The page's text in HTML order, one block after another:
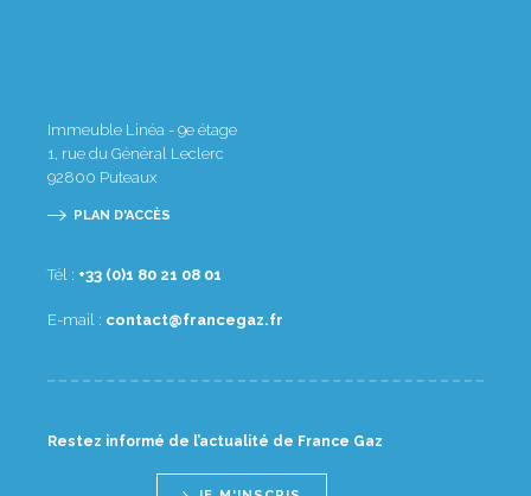
Immeuble Linéa - 9e étage
1, rue du Général Leclerc
92800 Puteaux
PLAN D'ACCÈS
Tél : 10 80 12 08 1(0) 33+
E-mail : rf.zagecnarf@tcatnoc
Restez informé de l’actualité de France Gaz